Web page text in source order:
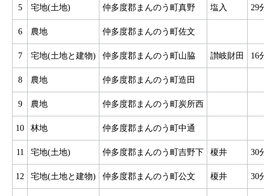
5 宅地(土地) 仲多度郡まんのう町真野 塩入 29分
6 農地 仲多度郡まんのう町佐文
7 宅地(土地と建物) 仲多度郡まんのう町山脇 讃岐財田 16分
8 農地 仲多度郡まんのう町造田
9 農地 仲多度郡まんのう町炭所西
10 林地 仲多度郡まんのう町中通
11 宅地(土地) 仲多度郡まんのう町吉野下 榎井 30分
12 宅地(土地と建物) 仲多度郡まんのう町公文 榎井 30分